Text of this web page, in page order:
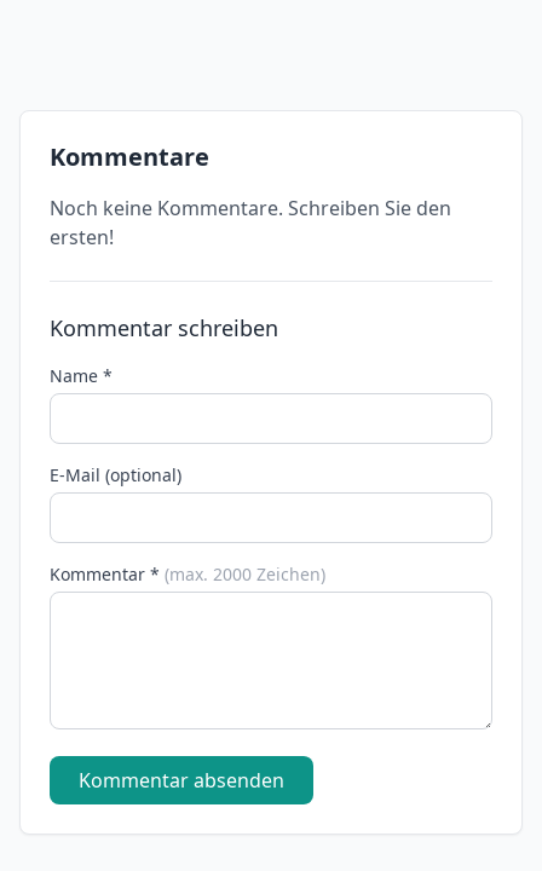
Kommentare
Noch keine Kommentare. Schreiben Sie den
ersten!
Kommentar schreiben
Name *
E-Mail (optional)
Kommentar * (max. 2000 Zeichen)
Kommentar absenden